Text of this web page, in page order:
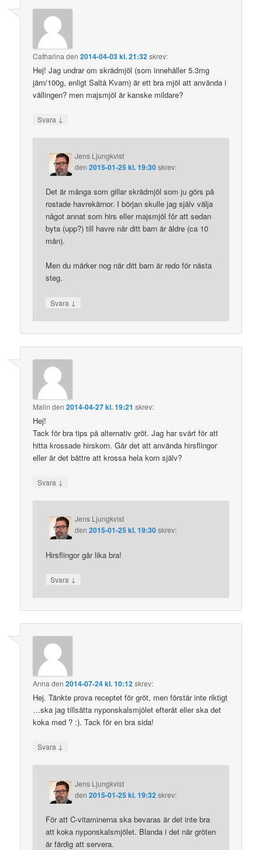
Catharina den2014-04-03 kl. 21:32skrev:
Hej! Jag undrar om skrädmjöl (som innehåller 5.3mg
järn/100g, enligt Saltå Kvarn) är ett bra mjöl att använda i
vällingen? men majsmjöl är kanske mildare?
Svara ↓
Jens Ljungkvist
den2015-01-25 kl. 19:30skrev:
Det är många som gillar skrädmjöl som ju görs på
rostade havrekärnor. I början skulle jag själv välja
något annat som hirs eller majsmjöl för att sedan
byta (upp?) till havre när ditt barn är äldre (ca 10
mån).
Men du märker nog när ditt barn är redo för nästa
steg.
Svara ↓
Malin den2014-04-27 kl. 19:21 skrev:
Hej!
Tack för bra tips på alternativ gröt. Jag har svårt för att
hitta krossade hirskorn. Går det att använda hirsflingor
eller är det bättre att krossa hela korn själv?
Svara ↓
Jens Ljungkvist
den2015-01-25 kl. 19:30skrev:
Hirsflingor går lika bra!
Svara ↓
Anna den2014-07-24 kl. 10:12skrev:
Hej. Tänkte prova receptet för gröt, men förstår inte riktigt
…ska jag tillsätta nyponskalsmjölet efteråt eller ska det
koka med ? :). Tack för en bra sida!
Svara ↓
Jens Ljungkvist
den2015-01-25 kl. 19:32 skrev:
För att C-vitaminerna ska bevaras är det inte bra
att koka nyponskalsmjölet. Blanda i det när gröten
är färdig att servera.